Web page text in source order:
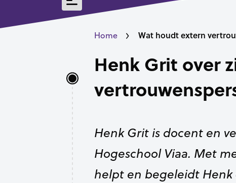
Home Wat houdt extern
Henk Grit over
Henk Grit is docent en
Hogeschool Viaa. Met
helpt en begeleidt Henk